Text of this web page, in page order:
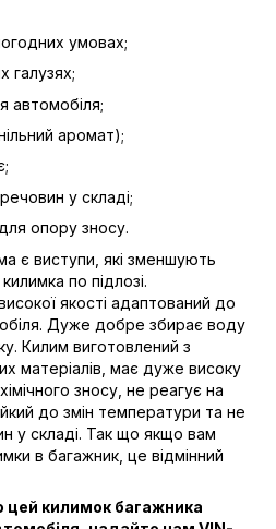
умовах;
галузях;
автомобіля;
аромат);
у складі;
опору зносу.
є виступи, які зменшують
по підлозі.
якості адаптований до
Дуже добре збирає воду
Килим виготовлений з
матеріалів, має дуже високу
зносу, не реагує на
до змін температури та не
у складі. Так що якщо вам
в багажник, це відмінний
цей килимок багажника